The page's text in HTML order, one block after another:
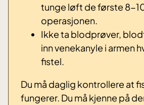
tunge løft de første 8-
operasjonen.
Ikke ta blodprøver,
inn venekanyle i armen
fistel.
Du må daglig kontrollere at
fungerer. Du må kjenne på